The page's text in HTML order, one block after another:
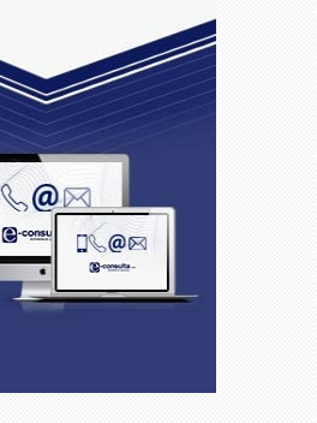
dinero mueve el
anfitrión eres tú
ilegales en pólizas de
las aseguradoras no
de Puerto
Guía rápida
playa, comida,
Mina Clavero: Ríos